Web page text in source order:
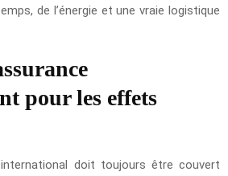
de l’énergie et une vraie logistique
pour les effets
doit toujours être couvert